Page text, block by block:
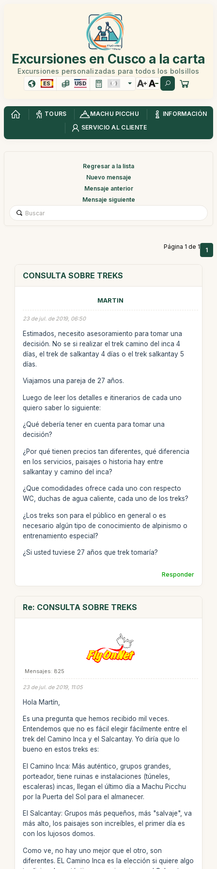
Excursiones en Cusco a la carta
Excursiones personalizadas para todos los bolsillos
ES USD
TOURS MACHU PICCHU
INFORMACIÓN
SERVICIO AL CLIENTE
Regresar a la lista
Nuevo mensaje
Mensaje anterior
Mensaje siguiente
Página 1 de 1 1
CONSULTA SOBRE TREKS
MARTIN
23 de jul. de 2019, 06:50
Estimados, necesito asesoramiento para tomar una
decisión. No se si realizar el trek camino del inca 4
días, el trek de salkantay 4 días o el trek salkantay 5
días.
Viajamos una pareja de 27 años.
Luego de leer los detalles e itinerarios de cada uno
quiero saber lo siguiente:
¿Qué debería tener en cuenta para tomar una
decisión?
¿Por qué tienen precios tan diferentes, qué diferencia
en los servicios, paisajes o historia hay entre
salkantay y camino del inca?
¿Que comodidades ofrece cada uno con respecto
WC, duchas de agua caliente, cada uno de los treks?
¿Los treks son para el público en general o es
necesario algún tipo de conocimiento de alpinismo o
entrenamiento especial?
¿Si usted tuviese 27 años que trek tomaría?
Responder
Re: CONSULTA SOBRE TREKS
Mensajes: 825
23 de jul. de 2019, 11:05
Hola Martín,
Es una pregunta que hemos recibido mil veces.
Entendemos que no es fácil elegir fácilmente entre el
trek del Camino Inca y el Salcantay. Yo diría que lo
bueno en estos treks es:
El Camino Inca: Más auténtico, grupos grandes,
porteador, tiene ruinas e instalaciones (túneles,
escaleras) incas, llegan el último día a Machu Picchu
por la Puerta del Sol para el almanecer.
El Salcantay: Grupos más pequeños, más "salvaje", va
más alto, los paisajes son increíbles, el primer día es
con los lujosos domos.
Como ve, no hay uno mejor que el otro, son
diferentes. EL Camino Inca es la elección si quiere algo